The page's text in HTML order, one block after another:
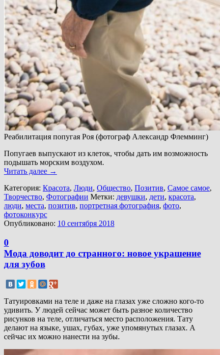
Реабилитация попугая Роя (фотограф Александр Флемминг)
Попугаев выпускают из клеток, чтобы дать им возможность
подышать морским воздухом.
Читать далее →
Категория: Красота, Люди, Общество, Позитив, Самое самое,
Творчество, Фотографии Метки: девушки, дети, красота,
люди, места, позитив, портретная фотография, фото,
фотоконкурс
Опубликовано: 10 сентября 2018
0
Мода доводит до странного: новое украшение
для зубов
Татуировками на теле и даже на глазах уже сложно кого-то
удивить. У людей сейчас может быть разное количество
рисунков на теле, отличаться место расположения. Тату
делают на языке, ушах, губах, уже упомянутых глазах. А
сейчас их можно нанести на зубы.